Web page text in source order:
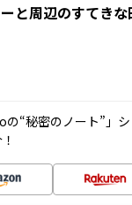
と周辺のすてき
“秘密のノート”」